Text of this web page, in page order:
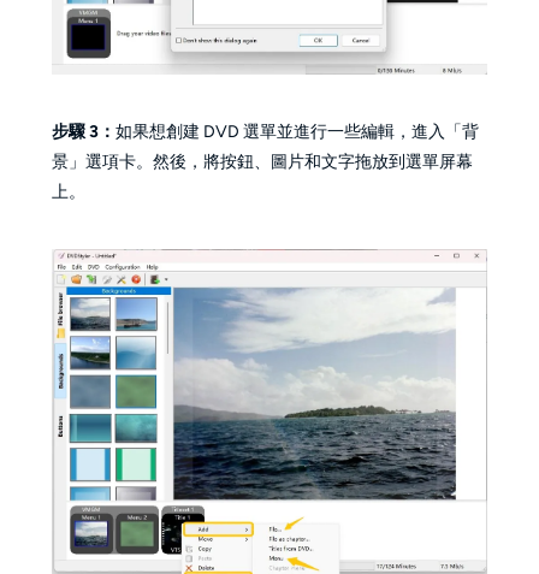
步驟 3： 如果想創建 DVD 選單並進行一些編輯，進入「背
景」選項卡。然後，將按鈕、圖片和文字拖放到選單屏幕
上。